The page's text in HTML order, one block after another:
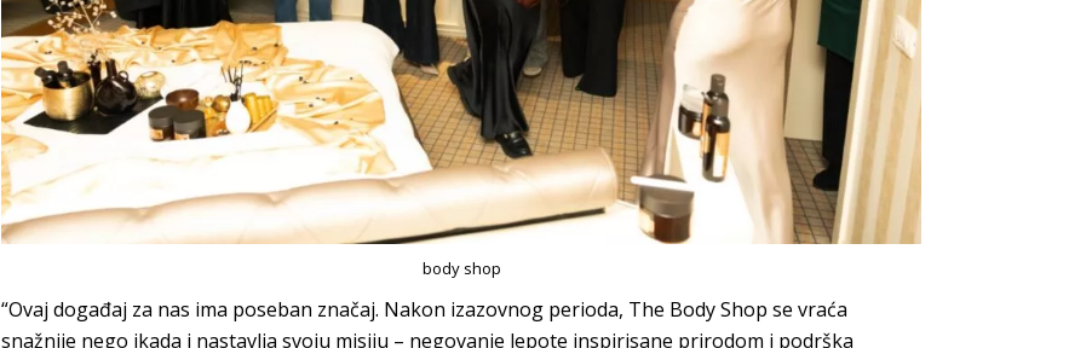
body shop
“Ovaj događaj za nas ima poseban značaj. Nakon izazovnog perioda, The Body Shop se vraća
snažnije nego ikada i nastavlja svoju misiju – negovanje lepote inspirisane prirodom i podrška